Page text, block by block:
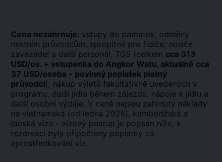
Cena nezahrnuje: vstupy do památek, odměny
místním průvodcům, spropitné pro řidiče, nosiče
zavazadel a další personál, TGS (celkem cca 313
USD/os. + vstupenka do Angkor Watu, aktuálně cca
37 USD/osoba - povinný poplatek platný
průvodci), nákup výletů fakultativně uvedených v
programu, další jídla během zájezdu, nápoje k jídlu a
další osobní výdaje. V ceně nejsou zahrnuty náklady
na vietnamská (od ledna 2026), kambodžská a
laoská víza - vízový postup je popsán níže, k
rezervaci byly připočteny poplatky za
zprostředkování víz.